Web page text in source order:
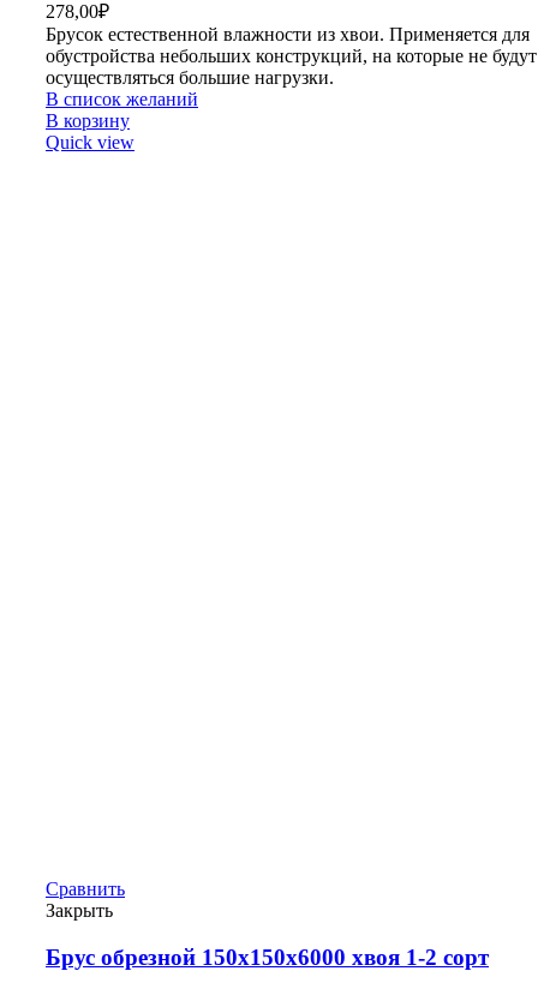
278,00₽
Брусок естественной влажности из хвои. Применяется для
обустройства небольших конструкций, на которые не будут
осуществляться большие нагрузки.
В список желаний
В корзину
Quick view
Сравнить
Закрыть
Брус обрезной 150х150х6000 хвоя 1-2 сорт